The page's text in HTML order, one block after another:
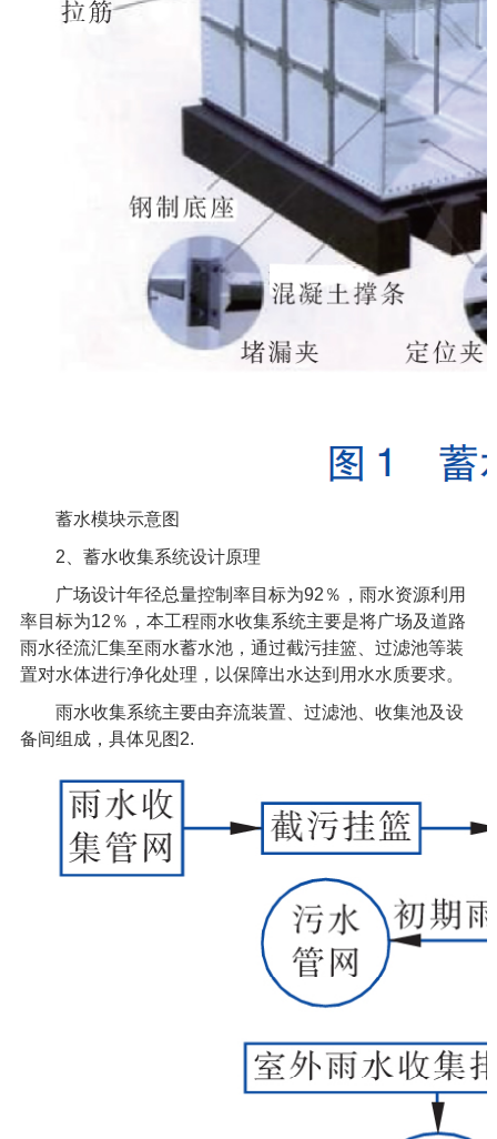
蓄水模块示意图
2 、蓄水收集系统设计原理
广场设计年径总量控制率目标为92 ％，雨水资源利用
率目标为12 ％，本工程雨水收集系统主要是将广场及道路
雨水径流汇集至雨水蓄水池，通过截污挂篮、过滤池等装
置对水体进行净化处理，以保障出水达到用水水质要求。
雨水收集系统主要由弃流装置、过滤池、收集池及设
备间组成，具体见图 2.